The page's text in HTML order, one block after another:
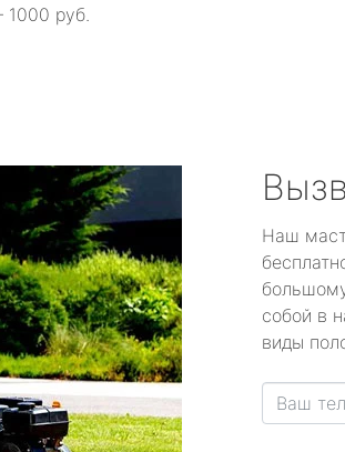
1000 руб.
Наш
собой в
виды